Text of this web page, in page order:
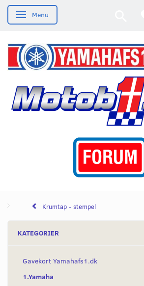
Skifte navigation
Menu
Krumtap - stempel
KATEGORIER
Gavekort Yamahafs1.dk
1.Yamaha